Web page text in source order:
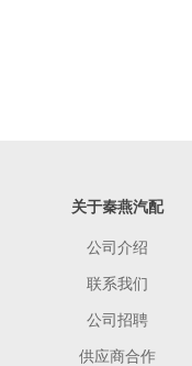
关于秦燕汽配
公司介绍
联系我们
公司招聘
供应商合作